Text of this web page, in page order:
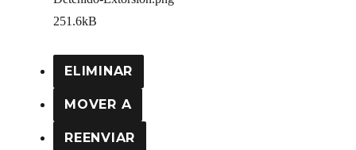
251.6kB
ELIMINAR
MOVER A
REENVIAR